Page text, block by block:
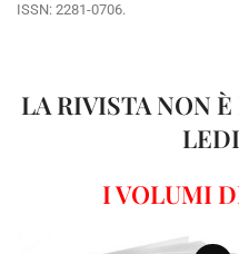
ISSN: 2281-0706.
LA RIVISTA NON
I VOLUMI